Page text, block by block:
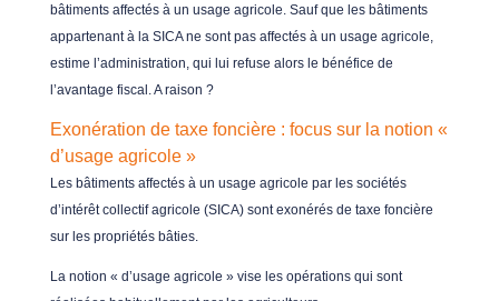
bâtiments affectés à un usage agricole. Sauf que les bâtiments
appartenant à la SICA ne sont pas affectés à un usage agricole,
estime l’administration, qui lui refuse alors le bénéfice de
l’avantage fiscal. A raison ?
Exonération de taxe foncière : focus sur la notion «
d’usage agricole »
Les bâtiments affectés à un usage agricole par les sociétés
d’intérêt collectif agricole (SICA) sont exonérés de taxe foncière
sur les propriétés bâties.
La notion « d’usage agricole » vise les opérations qui sont